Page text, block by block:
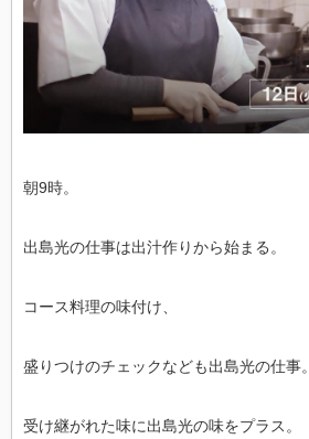
朝9時。
出島光の仕事は出汁作りから始まる。
コース料理の味付け、
盛りつけのチェックなども出島光の仕事。
受け継がれた味に出島光の味をプラス。